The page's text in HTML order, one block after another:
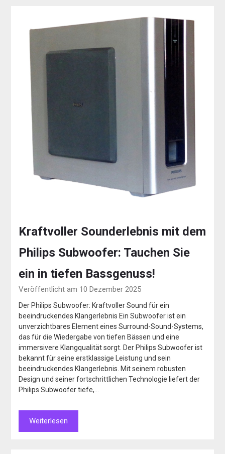
Kraftvoller Sounderlebnis mit dem
Philips Subwoofer: Tauchen Sie
ein in tiefen Bassgenuss!
Veröffentlicht am 10 Dezember 2025
Der Philips Subwoofer: Kraftvoller Sound für ein
beeindruckendes Klangerlebnis Ein Subwoofer ist ein
unverzichtbares Element eines Surround-Sound-Systems,
das für die Wiedergabe von tiefen Bässen und eine
immersivere Klangqualität sorgt. Der Philips Subwoofer ist
bekannt für seine erstklassige Leistung und sein
beeindruckendes Klangerlebnis. Mit seinem robusten
Design und seiner fortschrittlichen Technologie liefert der
Philips Subwoofer tiefe,…
Weiterlesen